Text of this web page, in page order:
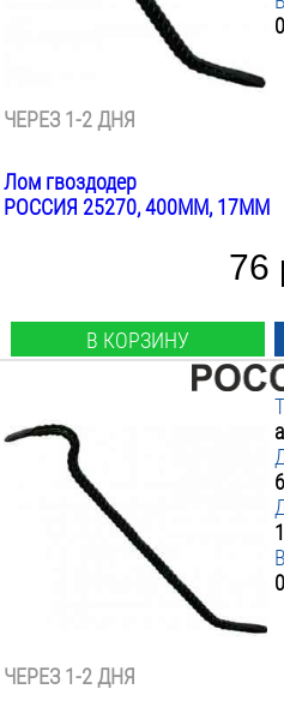
ЧЕРЕЗ 1-2 ДНЯ
Лом гвоздодер
РОССИЯ 25270, 400ММ, 17ММ
76
В КОРЗИНУ
ЧЕРЕЗ 1-2 ДНЯ